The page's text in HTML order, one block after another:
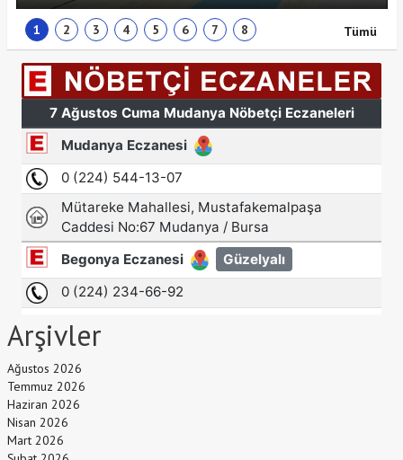
Tümü
1 2 3 4 5 6 7 8
Arşivler
Ağustos 2026
Temmuz 2026
Haziran 2026
Nisan 2026
Mart 2026